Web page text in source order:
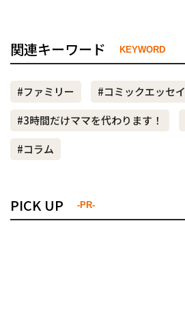
関連キーワード KEYWORD
#ファミリー
#コミックエッセイ
#3時間だけママを代わります！
#コラム
PICK UP -PR-